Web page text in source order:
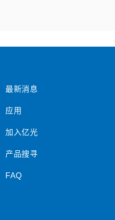
最新消息
应用
加入亿光
产品搜寻
FAQ